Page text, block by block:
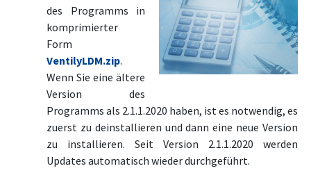
des Programms in
komprimierter
Form
VentilyLDM.zip.
Wenn Sie eine ältere
Version des
Programms als 2.1.1.2020 haben, ist es notwendig, es
zuerst zu deinstallieren und dann eine neue Version
zu installieren. Seit Version 2.1.1.2020 werden
Updates automatisch wieder durchgeführt.